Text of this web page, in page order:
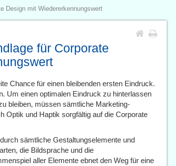
Design mit Wiedererkennungswert
für Corporate
Chance für einen bleibenden ersten Eindruck.
Um einen optimalen Eindruck zu hinterlassen
bleiben, müssen sämtliche Marketing-
Optik und Haptik sorgfältig auf die Corporate
sämtliche Gestaltungselemente und
die Bildsprache und die
aller Elemente ebnet den Weg für eine